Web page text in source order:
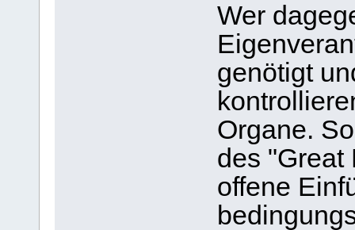
Wer
genötigt
Organe.
des
offene